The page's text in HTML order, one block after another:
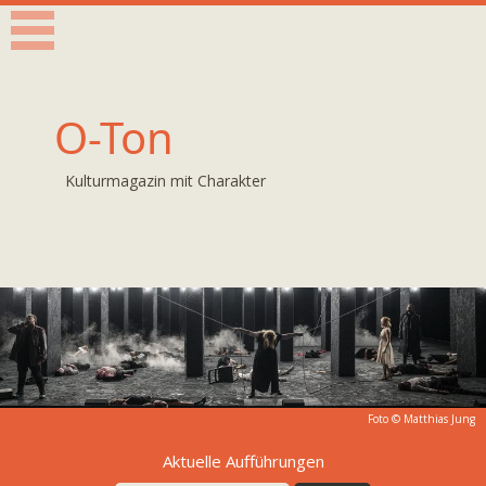
O-Ton
Kulturmagazin mit Charakter
Foto © Matthias Jung
Aktuelle Aufführungen